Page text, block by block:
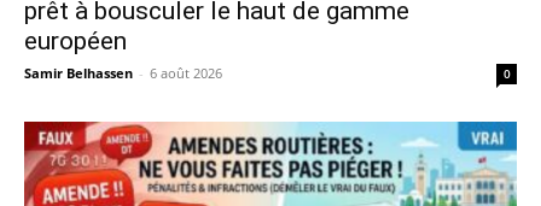
prêt à bousculer le haut de gamme
européen
Samir Belhassen - 6 août 2026 0